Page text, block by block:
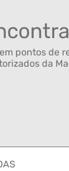
pontos de
da